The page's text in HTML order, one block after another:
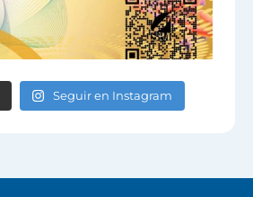
Seguir en Instagram